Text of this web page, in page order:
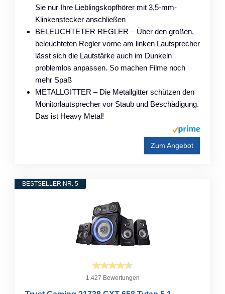
Sie nur Ihre Lieblingskopfhörer mit 3,5-mm-
Klinkenstecker anschließen
BELEUCHTETER REGLER – Über den großen,
beleuchteten Regler vorne am linken Lautsprecher
lässt sich die Lautstärke auch im Dunkeln
problemlos anpassen. So machen Filme noch
mehr Spaß
METALLGITTER – Die Metallgitter schützen den
Monitorlautsprecher vor Staub und Beschädigung.
Das ist Heavy Metal!
Zum Angebot
BESTSELLER NR. 5
1.427 Bewertungen